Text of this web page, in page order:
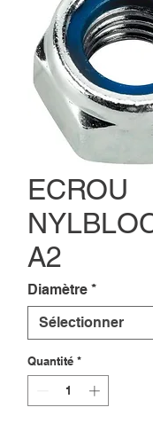
ECROU
A2
Diamètre *
Quantité *